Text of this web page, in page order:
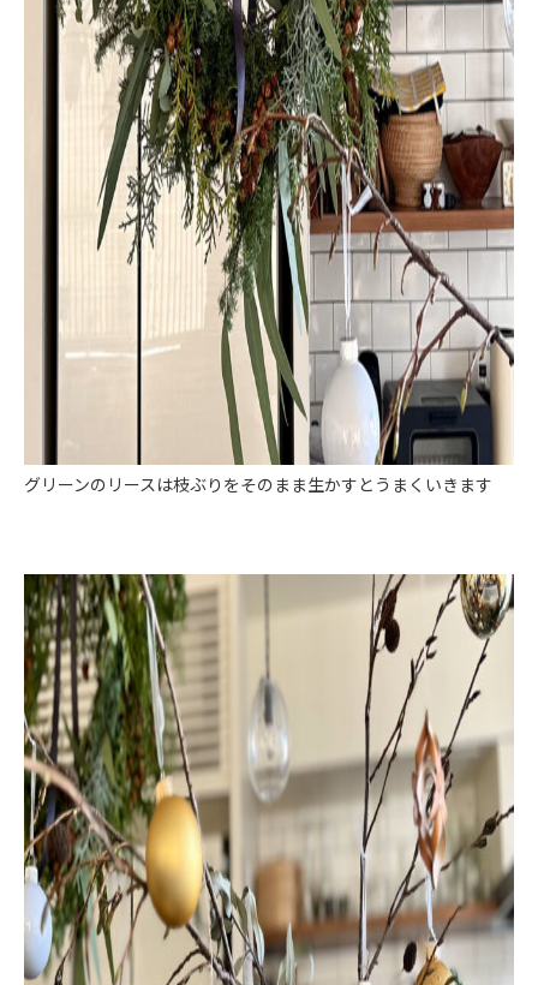
グリーンのリースは枝ぶりをそのまま生かすとうまくいきます